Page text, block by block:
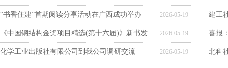
2026-05-19
“书香住建”首期阅读分享活动在广西成功举办
2026-05-19
《中国钢结构金奖项目精选(第十六届)》新书发布会在京圆满召开
2026-05-19
化学工业出版社有限公司到我公司调研交流
建工
喜报